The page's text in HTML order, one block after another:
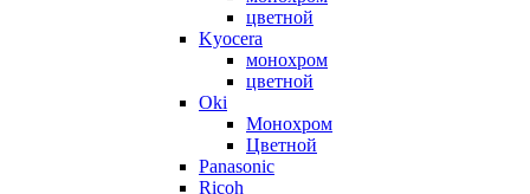
цветной
Kyocera
монохром
цветной
Oki
Монохром
Цветной
Panasonic
Ricoh